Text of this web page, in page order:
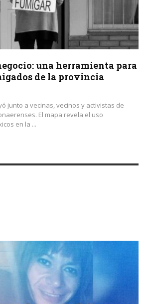
una herramienta para
de la provincia
junto a vecinas, vecinos y activistas de
El mapa revela el uso
en la ...